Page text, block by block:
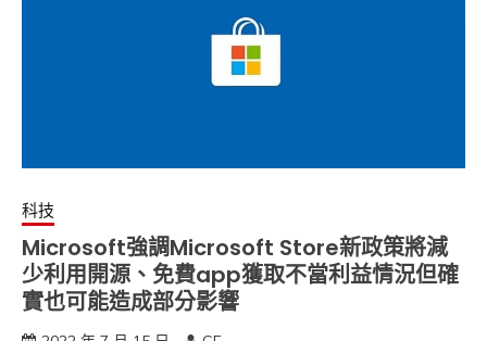
科技
Microsoft強調Microsoft Store新政策將減
少利用開源、免費app獲取不當利益情況但確
實也可能造成部分影響